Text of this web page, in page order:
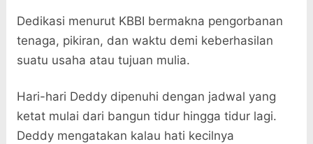
Dedikasi menurut KBBI bermakna pengorbanan
tenaga, pikiran, dan waktu demi keberhasilan
suatu usaha atau tujuan mulia.
Hari-hari Deddy dipenuhi dengan jadwal yang
ketat mulai dari bangun tidur hingga tidur lagi.
Deddy mengatakan kalau hati kecilnya